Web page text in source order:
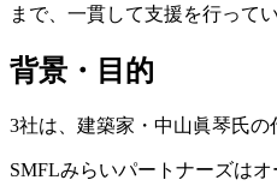
まで、一貫して支援を行ってい
背景・目的
3社は、建築家・中山眞琴氏
SMFLみらいパートナーズは